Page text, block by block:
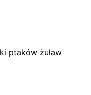
ptaków żuław